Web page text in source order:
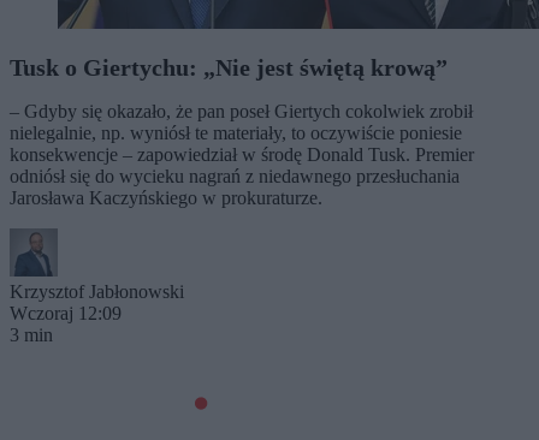
Tusk o Giertychu: „Nie jest świętą krową”
– Gdyby się okazało, że pan poseł Giertych cokolwiek zrobił
nielegalnie, np. wyniósł te materiały, to oczywiście poniesie
konsekwencje – zapowiedział w środę Donald Tusk. Premier
odniósł się do wycieku nagrań z niedawnego przesłuchania
Jarosława Kaczyńskiego w prokuraturze.
Krzysztof Jabłonowski
Wczoraj 12:09
3 min